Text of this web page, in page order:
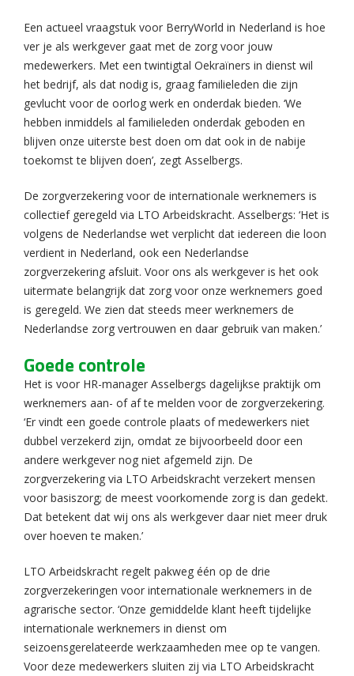
Een actueel vraagstuk voor BerryWorld in Nederland is hoe
ver je als werkgever gaat met de zorg voor jouw
medewerkers. Met een twintigtal Oekraïners in dienst wil
het bedrijf, als dat nodig is, graag familieleden die zijn
gevlucht voor de oorlog werk en onderdak bieden. ‘We
hebben inmiddels al familieleden onderdak geboden en
blijven onze uiterste best doen om dat ook in de nabije
toekomst te blijven doen’, zegt Asselbergs.
De zorgverzekering voor de internationale werknemers is
collectief geregeld via LTO Arbeidskracht. Asselbergs: ‘Het is
volgens de Nederlandse wet verplicht dat iedereen die loon
verdient in Nederland, ook een Nederlandse
zorgverzekering afsluit. Voor ons als werkgever is het ook
uitermate belangrijk dat zorg voor onze werknemers goed
is geregeld. We zien dat steeds meer werknemers de
Nederlandse zorg vertrouwen en daar gebruik van maken.’
Goede controle
Het is voor HR-manager Asselbergs dagelijkse praktijk om
werknemers aan- of af te melden voor de zorgverzekering.
‘Er vindt een goede controle plaats of medewerkers niet
dubbel verzekerd zijn, omdat ze bijvoorbeeld door een
andere werkgever nog niet afgemeld zijn. De
zorgverzekering via LTO Arbeidskracht verzekert mensen
voor basiszorg; de meest voorkomende zorg is dan gedekt.
Dat betekent dat wij ons als werkgever daar niet meer druk
over hoeven te maken.’
LTO Arbeidskracht regelt pakweg één op de drie
zorgverzekeringen voor internationale werknemers in de
agrarische sector. ‘Onze gemiddelde klant heeft tijdelijke
internationale werknemers in dienst om
seizoensgerelateerde werkzaamheden mee op te vangen.
Voor deze medewerkers sluiten zij via LTO Arbeidskracht